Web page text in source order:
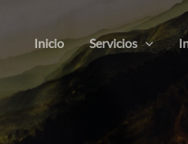
Inicio Servicios